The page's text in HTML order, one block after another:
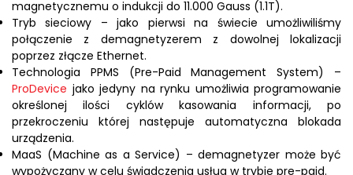
magnetycznemu o indukcji do 11.000 Gauss (1.1T).
Tryb sieciowy – jako pierwsi na świecie umożliwiliśmy
połączenie z demagnetyzerem z dowolnej lokalizacji
poprzez złącze Ethernet.
Technologia PPMS (Pre-Paid Management System) –
ProDevice jako jedyny na rynku umożliwia programowanie
określonej ilości cyklów kasowania informacji, po
przekroczeniu której następuje automatyczna blokada
urządzenia.
MaaS (Machine as a Service) – demagnetyzer może być
wypożyczany w celu świadczenia usług w trybie pre-paid.